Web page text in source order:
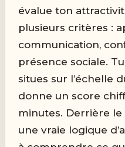
évalue ton
plusieurs critères :
communication,
présence sociale.
situes sur l’échelle
donne un score
minutes. Derrière le
une vraie logique